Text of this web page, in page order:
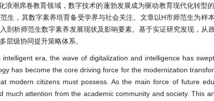
浪潮席卷教育领域，数字技术的蓬勃发展成为驱动教育现代化转型
生，其数字素养培育备受学界与社会关注。文章以H市师范生为样
剖析师范生数字素养发展现状及影响要素。基于实证研究发现，从
层级协同提升策略体系。
era, the wave of digitalization and intelligence has
has become the core driving force for the modernization
modern citizens must possess. As the main force of future
much attention from the academic community and society. This